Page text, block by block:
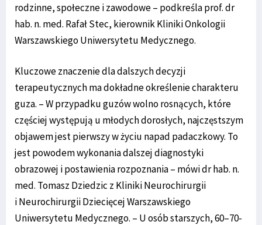
rodzinne, społeczne i zawodowe – podkreśla prof. dr
hab. n. med. Rafał Stec, kierownik Kliniki Onkologii
Warszawskiego Uniwersytetu Medycznego.
Kluczowe znaczenie dla dalszych decyzji
terapeutycznych ma dokładne określenie charakteru
guza. – W przypadku guzów wolno rosnących, które
częściej występują u młodych dorosłych, najczęstszym
objawem jest pierwszy w życiu napad padaczkowy. To
jest powodem wykonania dalszej diagnostyki
obrazowej i postawienia rozpoznania – mówi dr hab. n.
med. Tomasz Dziedzic z Kliniki Neurochirurgii
i Neurochirurgii Dziecięcej Warszawskiego
Uniwersytetu Medycznego. – U osób starszych, 60–70-